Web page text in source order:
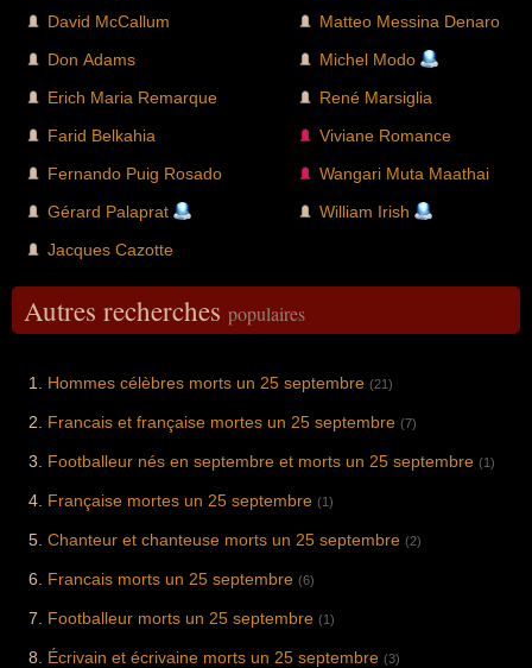
David McCallum
Don Adams
Erich Maria Remarque
Farid Belkahia
Fernando Puig Rosado
Gérard Palaprat
Jacques Cazotte
Matteo Messina Denaro
Michel Modo
René Marsiglia
Viviane Romance
Wangari Muta Maathai
William Irish
Autres recherches populaires
Hommes célèbres morts un 25 septembre (21)
Francais et française mortes un 25 septembre (7)
Footballeur nés en septembre et morts un 25 septembre (1)
Française mortes un 25 septembre (1)
Chanteur et chanteuse morts un 25 septembre (2)
Francais morts un 25 septembre (6)
Footballeur morts un 25 septembre (1)
Écrivain et écrivaine morts un 25 septembre (3)